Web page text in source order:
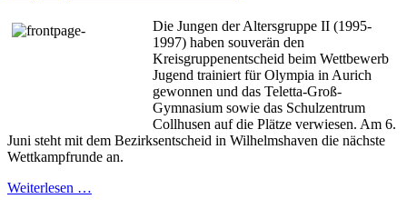
Die Jungen der Altersgruppe II (1995-
1997) haben souverän den
Kreisgruppenentscheid beim Wettbewerb
Jugend trainiert für Olympia in Aurich
gewonnen und das Teletta-Groß-
Gymnasium sowie das Schulzentrum
Collhusen auf die Plätze verwiesen. Am 6.
Juni steht mit dem Bezirksentscheid in Wilhelmshaven die nächste
Wettkampfrunde an.
Weiterlesen …